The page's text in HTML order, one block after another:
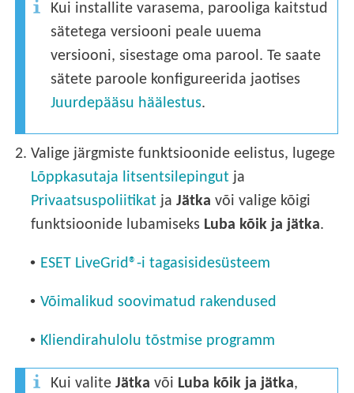
Kui installite varasema, parooliga kaitstud
sätetega versiooni peale uuema
versiooni, sisestage oma parool. Te saate
sätete paroole konfigureerida jaotises
Juurdepääsu häälestus.
2. Valige järgmiste funktsioonide eelistus, lugege
Lõppkasutaja litsentsilepingut ja
Privaatsuspoliitikat jaJätka või valige kõigi
funktsioonide lubamiseks Luba kõik ja jätka.
• ESET LiveGrid®-i tagasisidesüsteem
• Võimalikud soovimatud rakendused
• Kliendirahulolu tõstmise programm
Kui valiteJätka või Luba kõik ja jätka,